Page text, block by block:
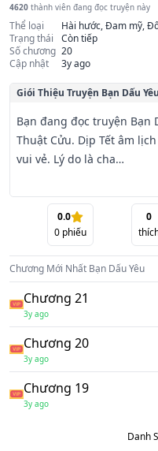
4620 thành viên đang đọc truyện này
Thể loại
Hài hước, Đam mỹ,
Trạng thái
Còn tiếp
Số chương 20
Cập nhật
3y ago
Giói Thiệu Truyện Bạn Dấu Yêu
Bạn đang đọc truyện Bạn
Thuật Cửu. Dịp Tết âm
vui vẻ. Lý do là cha
yêu.
Trước kia cũng thúc giục
thúc giục đến quá mức.
nói Con phải tranh thủ
0.0
0 phiếu
0
Chương Mới Nhất Bạn Dấu Yêu
Chương 21
3y ago
Chương 20
3y ago
Chương 19
3y ago
Danh